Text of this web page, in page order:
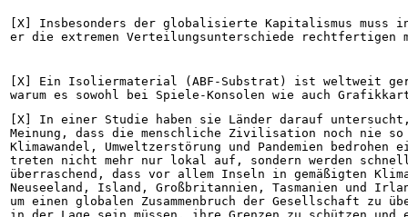
[X] Insbesonders der globalisierte Kapitalismus
er die extremen Verteilungsunterschiede rechtfertigen
[X] Ein Isoliermaterial (ABF-Substrat) ist weltweit
warum es sowohl bei Spiele-Konsolen wie auch
[X] In einer Studie haben sie Länder darauf
Meinung, dass die menschliche Zivilisation noch nie so
Klimawandel, Umweltzerstörung und Pandemien
treten nicht mehr nur lokal auf, sondern werden
überraschend, dass vor allem Inseln in gemäßigten
Neuseeland, Island, Großbritannien, Tasmanien und
um einen globalen Zusammenbruch der Gesellschaft zu